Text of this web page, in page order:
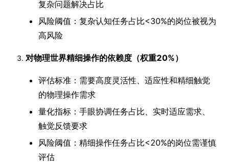
复杂问题解决占比
风险阈值：复杂认知任务占比<30%的岗位被视为
高风险
对物理世界精细操作的依赖度（权重20%）
评估标准：需要高度灵活性、适应性和精细触觉
的物理操作需求
量化指标：手眼协调任务占比、实时适应需求、
触觉反馈要求
风险阈值：精细操作任务占比<20%的岗位需谨慎
评估